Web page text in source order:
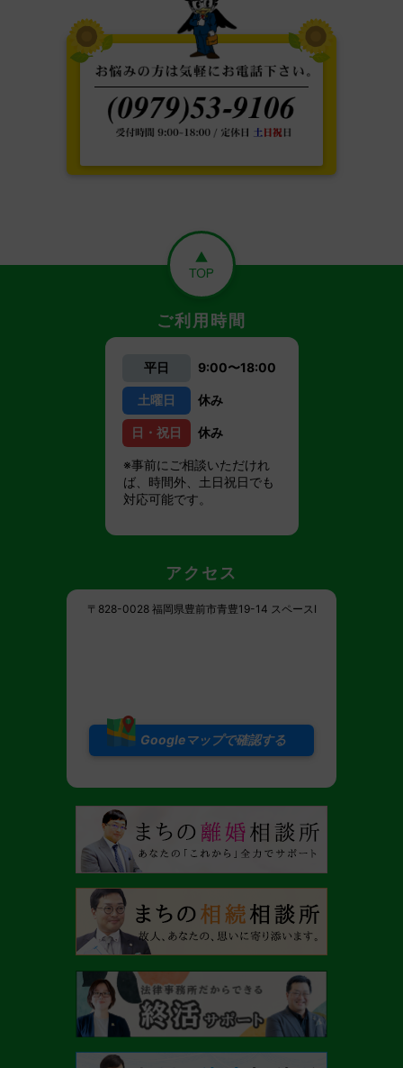
ご利用時間
平日 9:00〜18:00
土曜日 休み
日・祝日 休み
※事前にご相談いただけれ
ば、時間外、土日祝日でも
対応可能です。
アクセス
〒828-0028 福岡県豊前市青豊19-14 スペースI
Googleマップで確認する